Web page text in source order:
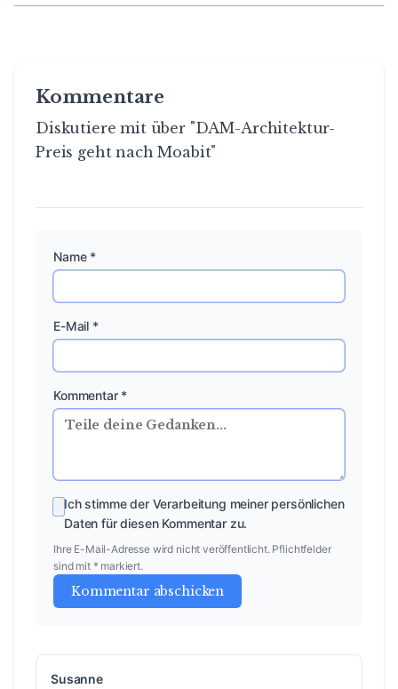
Kommentare
Diskutiere mit über "DAM-Architektur-
Preis geht nach Moabit"
Name *
E-Mail *
Kommentar *
Ich stimme der Verarbeitung meiner persönlichen
Daten für diesen Kommentar zu.
Ihre E-Mail-Adresse wird nicht veröffentlicht. Pflichtfelder
sind mit * markiert.
Kommentar abschicken
Susanne